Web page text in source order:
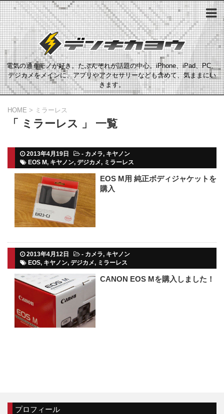
電気の通うモノが好き。たぶんそれが話題の中心。iPhone、iPad、PC、
デジカメをメインに、アプリやアクセサリーなども含めて、気ままにい
きます。
HOME > ミラーレス
「 ミラーレス 」 一覧
2013年4月19日 - カメラ, キヤノン
EOS M, キヤノン, デジカメ, ミラーレス
EOS M用 純正ボディジャケットを
購入
2013年4月12日 - カメラ, キヤノン
EOS, キヤノン, デジカメ, ミラーレス
CANON EOS Mを購入しました！
プロフィール